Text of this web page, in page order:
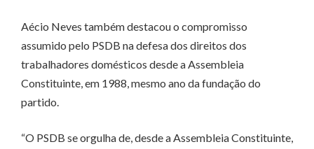
Aécio Neves também destacou o compromisso
assumido pelo PSDB na defesa dos direitos dos
trabalhadores domésticos desde a Assembleia
Constituinte, em 1988, mesmo ano da fundação do
partido.
“O PSDB se orgulha de, desde a Assembleia Constituinte,